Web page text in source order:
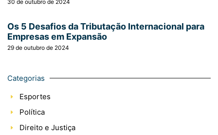
30 de outubro de 2024
Os 5 Desafios da Tributação Internacional para
Empresas em Expansão
29 de outubro de 2024
Categorias
Esportes
Política
Direito e Justiça